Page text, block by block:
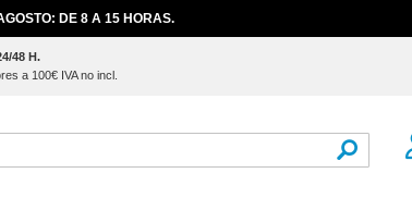
DE 8 A 15 HORAS.
48 H.
a 100€ IVA no incl.